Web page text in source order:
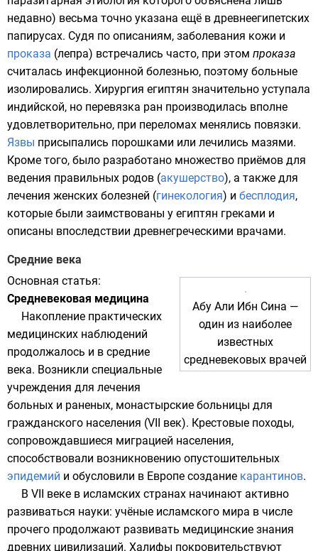
недавно) весьма точно указана ещё в древнеегипетских
папирусах. Судя по описаниям, заболевания кожи и
проказа (лепра) встречались часто, при этом проказа
считалась инфекционной болезнью, поэтому больные
изолировались. Хирургия египтян значительно уступала
индийской, но перевязка ран производилась вполне
удовлетворительно, при переломах менялись повязки.
Язвы присыпались порошками или лечились мазями.
Кроме того, было разработано множество приёмов для
ведения правильных родов (акушерство), а также для
лечения женских болезней (гинекология) и бесплодия,
которые были заимствованы у египтян греками и
описаны впоследствии древнегреческими врачами.
Средние века
Абу Али Ибн Сина —
один из наиболее
известных
средневековых врачей
Основная статья:
Средневековая медицина
Накопление практических
медицинских наблюдений
продолжалось и в средние
века. Возникли специальные
учреждения для лечения
больных и раненых, монастырские больницы для
гражданского населения (VII век). Крестовые походы,
сопровождавшиеся миграцией населения,
способствовали возникновению опустошительных
эпидемий и обусловили в Европе создание карантинов.
В VII веке в исламских странах начинают активно
развиваться науки: учёные исламского мира в числе
прочего продолжают развивать медицинские знания
древних цивилизаций. Халифы покровительствуют